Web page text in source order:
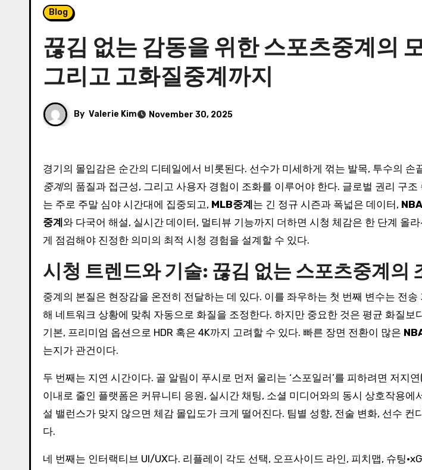
Blog
끊김 없는 감동을 위한 스포츠중계의
그리고 고화질중계까지
By Valerie Kim November 30, 2025
경기의 몰입감은 순간의 디테일에서 비롯된다. 선수가 미세하게 꺾는 발목, 투수의
중계의 품질과 접근성, 그리고 사용자 경험이 조화를 이루어야 한다. 글로벌 권리 구
는 주로 주말 심야 시간대에 집중되고, MLB중계 는 긴 정규 시즌과 폭넓은 데이터,
중계 와 다국어 해설, 실시간 데이터, 멀티뷰 기능까지 더하면 시청 체감은 한 단계 올
게 점검해야 진정한 의미의 최적 시청 경험을 설계할 수 있다.
시청 트렌드와 기술: 끊김 없는 스포츠중계의
중계의 본질은 현장감을 온전히 전달하는 데 있다. 이를 좌우하는 첫 번째 변수는 전
해 네트워크 상황에 맞춰 자동으로 화질을 조정한다. 하지만 중요한 것은 평균 화질보
기본, 프리미엄 옵션으로 HDR 혹은 4K까지 고려할 수 있다. 빠른 장면 전환이 많은
는지가 관건이다.
두 번째는 지연 시간이다. 골 알림이 푸시로 먼저 울리는 ‘스포일러’를 피하려면 저
이내로 줄인 플랫폼은 커뮤니티 응원, 실시간 채팅, 소셜 미디어와의 동시 상호작용
설 밸런스가 맞지 않으면 체감 몰입도가 크게 떨어진다. 팀별 성향, 전술 변화, 선수
다.
네 번째는 인터랙티브 UI/UX다. 리플레이 각도 선택, 오프사이드 라인, 피치맵, 슈팅